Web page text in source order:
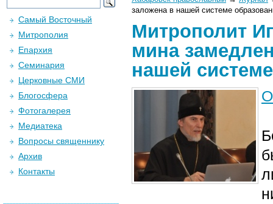
заложена в нашей системе
Митрополит
мина
нашей
Самый Восточный
Митрополия
Епархия
Семинария
Церковные СМИ
Блогосфера
Фотогалерея
Медиатека
Вопросы священнику
Архив
Контакты